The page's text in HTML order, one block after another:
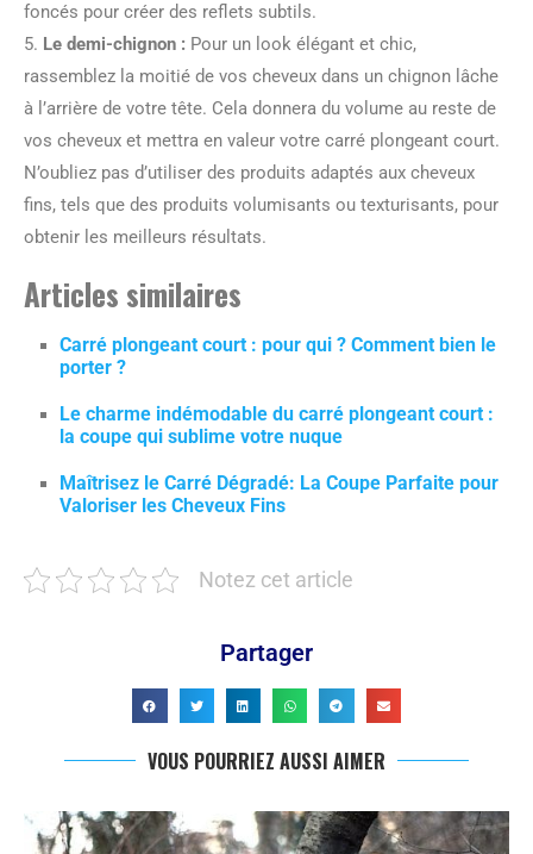
foncés pour créer des reflets subtils.
5. Le demi-chignon : Pour un look élégant et chic,
rassemblez la moitié de vos cheveux dans un chignon lâche
à l’arrière de votre tête. Cela donnera du volume au reste de
vos cheveux et mettra en valeur votre carré plongeant court.
N’oubliez pas d’utiliser des produits adaptés aux cheveux
fins, tels que des produits volumisants ou texturisants, pour
obtenir les meilleurs résultats.
Articles similaires
Carré plongeant court : pour qui ? Comment bien le
porter ?
Le charme indémodable du carré plongeant court :
la coupe qui sublime votre nuque
Maîtrisez le Carré Dégradé: La Coupe Parfaite pour
Valoriser les Cheveux Fins
Notez cet article
Partager
VOUS POURRIEZ AUSSI AIMER